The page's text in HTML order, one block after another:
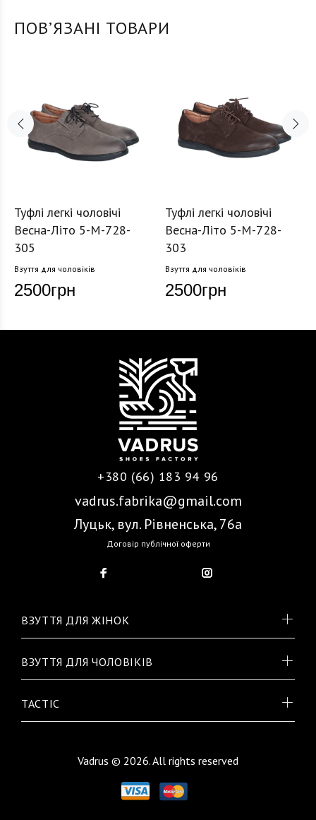
ПОВʼЯЗАНІ ТОВАРИ
Туфлі легкі чоловічі
Весна-Літо 5-M-728-
305
Взуття для чоловіків
2500грн
Туфлі легкі чоловічі
Весна-Літо 5-M-728-
303
Взуття для чоловіків
2500грн
+380 (66) 183 94 96
vadrus.fabrika@gmail.com
Луцьк, вул. Рівненська, 76а
Договір публічної оферти
ВЗУТТЯ ДЛЯ ЖІНОК
ВЗУТТЯ ДЛЯ ЧОЛОВІКІВ
TACTIC
Vadrus © 2026. All rights reserved